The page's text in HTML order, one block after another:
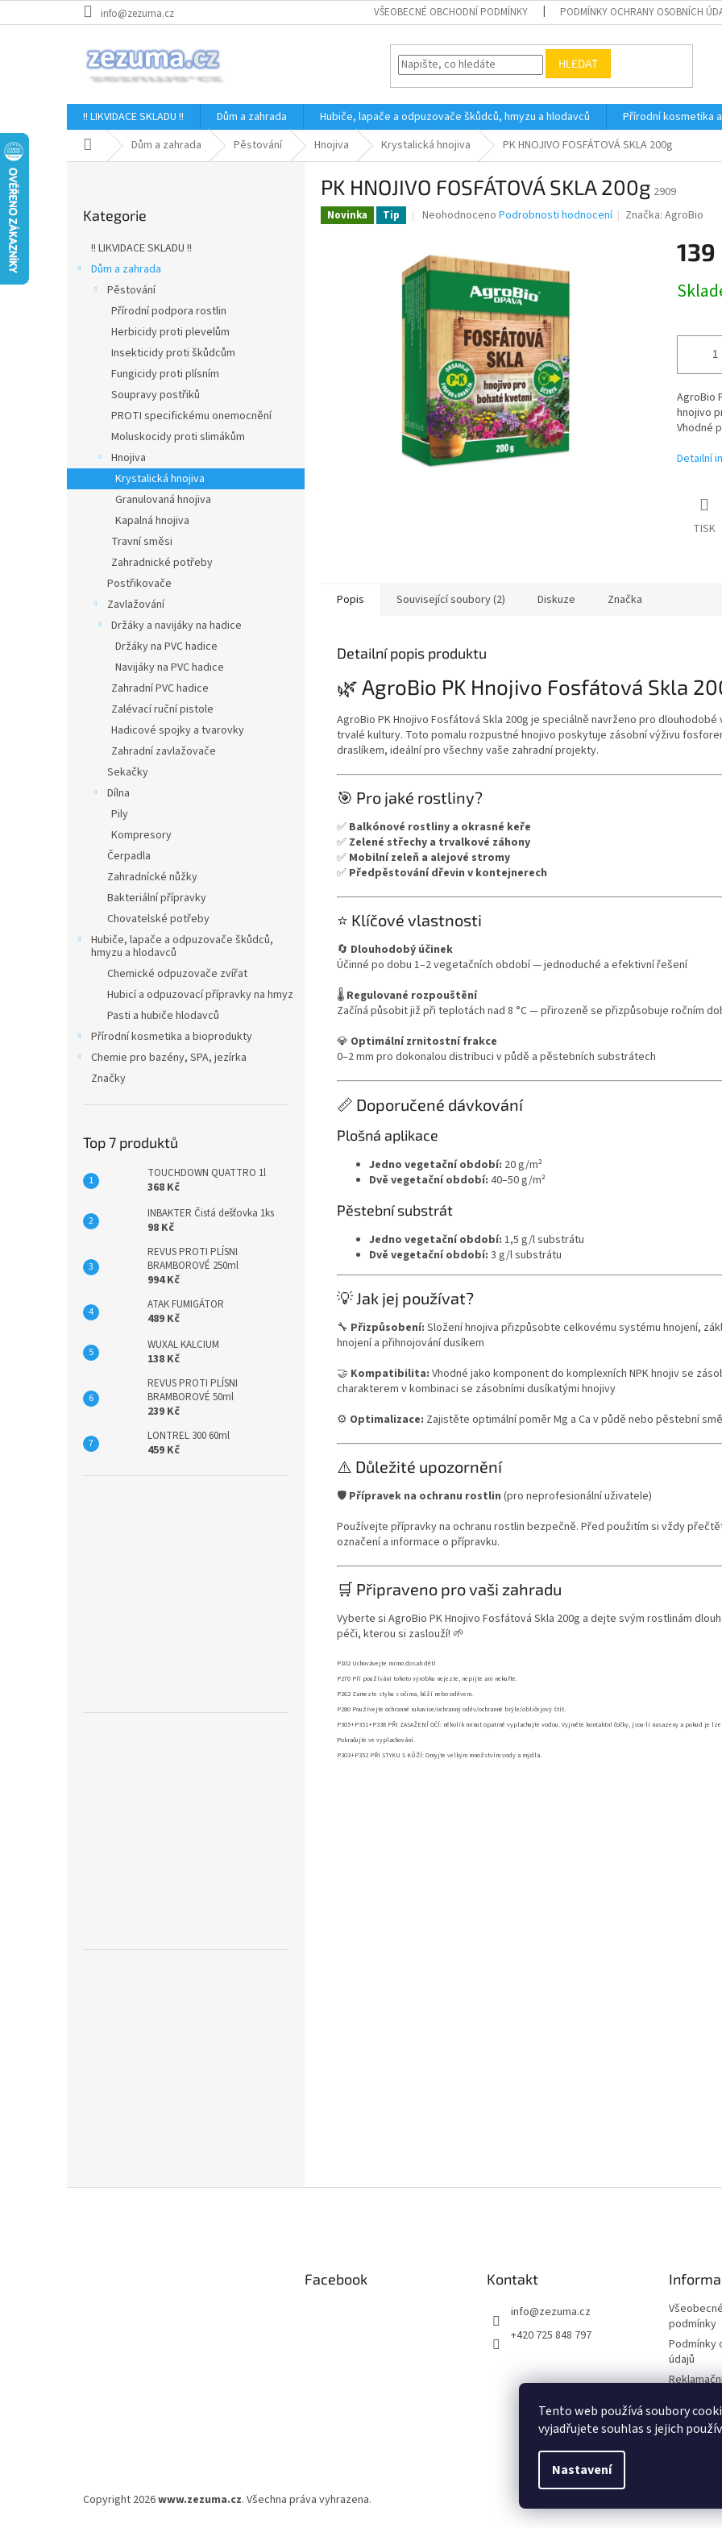
Tento web používá soubory
vyjadřujete souhlas s jejich
Nastavení
na
info@zezuma.cz VŠEOBECNÉ OBCHODNÍ PODMÍNKY PODMÍNKY OCHRANY OSOBNÍCH
HLEDAT
!! LIKVIDACE SKLADU !! Dům a zahrada Hubiče, lapače a odpuzovače škůdců, hmyzu a hlodavců Přírodní kosmetika
Domů Dům a zahrada Pěstování Hnojiva Krystalická hnojiva PK HNOJIVO FOSFÁTOVÁ SKLA 200g
kategorie
Kategorie
!! LIKVIDACE SKLADU !!
Dům a zahrada
Pěstování
Přírodní podpora rostlin
Herbicidy proti plevelům
Insekticidy proti škůdcům
Fungicidy proti plísním
Soupravy postřiků
PROTI specifickému onemocnění
Moluskocidy proti slimákům
Hnojiva
Krystalická hnojiva
Granulovaná hnojiva
Kapalná hnojiva
Travní směsi
Zahradnické potřeby
Postřikovače
Zavlažování
Držáky a navijáky na hadice
Držáky na PVC hadice
Navijáky na PVC hadice
Zahradní PVC hadice
Zalévací ruční pistole
Hadicové spojky a tvarovky
Zahradní zavlažovače
Sekačky
Dílna
Pily
Kompresory
Čerpadla
Zahradnícké nůžky
Bakteriální přípravky
Chovatelské potřeby
Hubiče, lapače a odpuzovače škůdců,
hmyzu a hlodavců
Chemické odpuzovače zvířat
Hubicí a odpuzovací přípravky na hmyz
Pasti a hubiče hlodavců
Přírodní kosmetika a bioprodukty
Chemie pro bazény, SPA, jezírka
Značky
Top 7 produktů
TOUCHDOWN QUATTRO 1l
368 Kč
INBAKTER Čistá dešťovka 1ks
98 Kč
REVUS PROTI PLÍSNI
BRAMBOROVÉ 250ml
994 Kč
ATAK FUMIGÁTOR
489 Kč
WUXAL KALCIUM
138 Kč
REVUS PROTI PLÍSNI
BRAMBOROVÉ 50ml
239 Kč
LONTREL 300 60ml
459 Kč
PK HNOJIVO FOSFÁTOVÁ SKLA 200g 2909
Novinka Tip
Průměrné
je
0,0
z
5
hvězdiček.
Neohodnoceno Podrobnosti hodnocení Značka:AgroBio
139
cena:
AgroBio
hnojivo
Vhodné
Detailní
TISK
Popis Související soubory (2) Diskuze Značka
Detailní popis produktu
🌿 AgroBio PK Hnojivo Fosfátová Skla
AgroBio PK Hnojivo Fosfátová Skla 200g je speciálně navrženo pro dlouhodobé
trvalé kultury. Toto pomalu rozpustné hnojivo poskytuje zásobní výživu
draslíkem, ideální pro všechny vaše zahradní projekty.
🎯 Pro jaké rostliny?
✅ Balkónové rostliny a okrasné keře
✅ Zelené střechy a trvalkové záhony
✅ Mobilní zeleň a alejové stromy
✅ Předpěstování dřevin v kontejnerech
⭐ Klíčové vlastnosti
🔄 Dlouhodobý účinek
Účinné po dobu 1–2 vegetačních období — jednoduché a efektivní řešení
🌡️ Regulované rozpouštění
Začíná působit již při teplotách nad 8 °C — přirozeně se přizpůsobuje ročním
💎 Optimální zrnitostní frakce
0–2 mm pro dokonalou distribuci v půdě a pěstebních substrátech
📏 Doporučené dávkování
Plošná aplikace
Jedno vegetační období: 20 g/m²
Dvě vegetační období: 40–50 g/m²
Pěstební substrát
Jedno vegetační období: 1,5 g/l substrátu
Dvě vegetační období: 3 g/l substrátu
💡 Jak jej používat?
🔧 Přizpůsobení: Složení hnojiva přizpůsobte celkovému systému hnojení,
hnojení a přihnojování dusíkem
🤝 Kompatibilita: Vhodné jako komponent do komplexních NPK hnojiv se
charakterem v kombinaci se zásobními dusíkatými hnojivy
⚙️ Optimalizace: Zajistěte optimální poměr Mg a Ca v půdě nebo pěstební
⚠️ Důležité upozornění
🛡️ Přípravek na ochranu rostlin (pro neprofesionální uživatele)
Používejte přípravky na ochranu rostlin bezpečně. Před použitím si vždy
označení a informace o přípravku.
🛒 Připraveno pro vaši zahradu
Vyberte si AgroBio PK Hnojivo Fosfátová Skla 200g a dejte svým rostlinám
péči, kterou si zaslouží! 🌱
P102 Uchovávejte mimo dosah dětí
P270 Při používání tohoto výrobku nejezte, nepijte ani nekuřte.
P262 Zamezte styku s očima, kůží nebo oděvem.
P280 Používejte ochranné rukavice/ochranný oděv/ochranné brýle/obličejový štít.
P305+P351+P338 PŘI ZASAŽENÍ OČÍ: několik minut opatrně vyplachujte vodou. Vyjměte kontaktní čočky, jsou-li nasazeny a pokud je
Pokračujte ve vyplachování.
P303+P352 PŘI STYKU S KŮŽÍ: Omyjte velkým množstvím vody a mýdla.
Facebook Kontakt
info@zezuma.cz
+420 725 848 797
podmínky
Podmínky
údajů
kupní
Napište
Copyright 2026www.zezuma.cz. Všechna práva vyhrazena.